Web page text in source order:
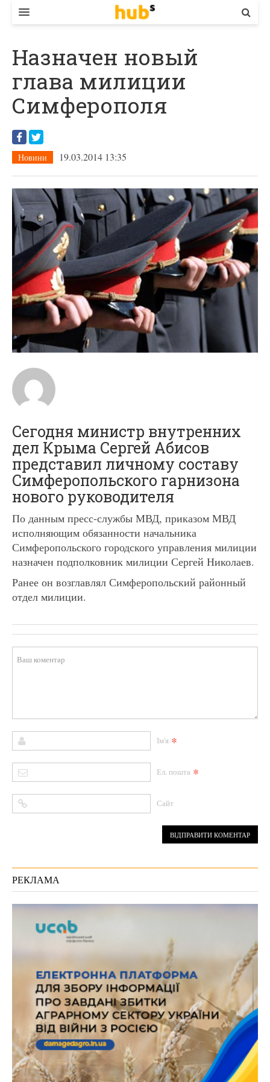
ЕКОНОМІКА
БІЗНЕС
СТАРТЕР
КОНТАКТИ
Назначен новый
глава милиции
Симферополя
Новини 19.03.2014 13:35
Сегодня министр внутренних
дел Крыма Сергей Абисов
представил личному составу
Симферопольского гарнизона
нового руководителя
По данным пресс-службы МВД, приказом МВД
исполняющим обязанности начальника
Симферопольского городского управления милиции
назначен подполковник милиции Сергей Николаев.
Ранее он возглавлял Симферопольский районный
отдел милиции.
Ім'я *
Ел. пошта *
Сайт
РЕКЛАМА